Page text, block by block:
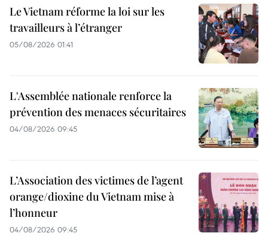
Le Vietnam réforme la loi sur les
travailleurs à l’étranger
05/08/2026 01:41
L'Assemblée nationale renforce la
prévention des menaces sécuritaires
04/08/2026 09:45
L’Association des victimes de l’agent
orange/dioxine du Vietnam mise à
l’honneur
04/08/2026 09:45